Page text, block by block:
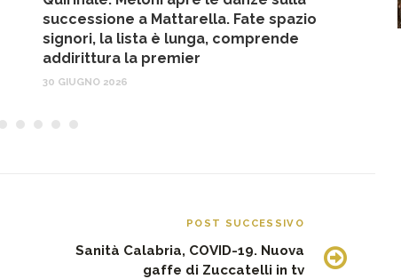
successione a Mattarella. Fate spazio
signori, la lista è lunga, comprende
addirittura la premier
30 GIUGNO 2026
POST SUCCESSIVO
Sanità Calabria, COVID-19. Nuova
gaffe di Zuccatelli in tv